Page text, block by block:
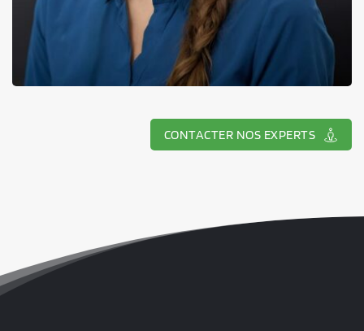
CONTACTER NOS EXPERTS